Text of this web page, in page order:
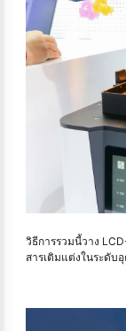
วิธีการรวมนี้วาง
สารเติมแต่งในระดับ